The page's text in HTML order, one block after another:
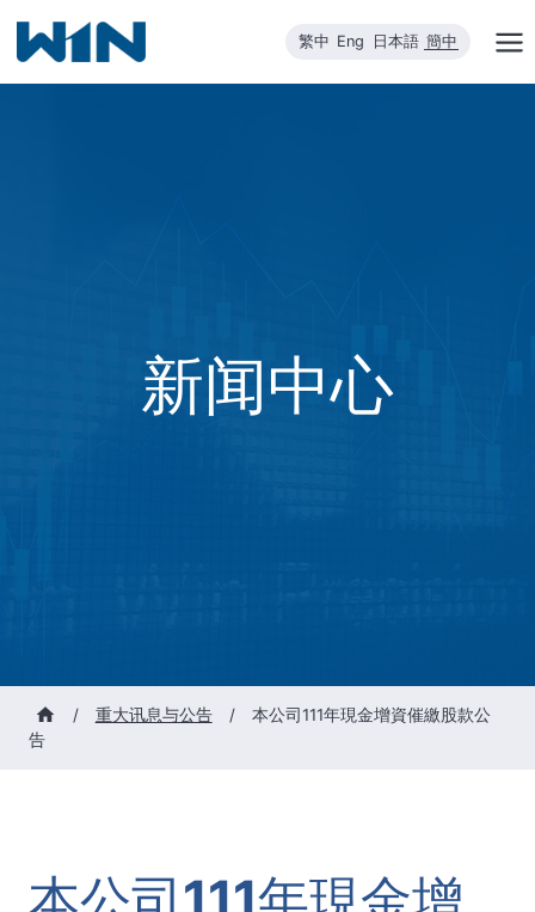
内
繁中 Eng 日本語 簡中
新闻中心
/ 重大讯息与公告 /
本公司111年現金增資催繳股款公
告
本公司111年現金增